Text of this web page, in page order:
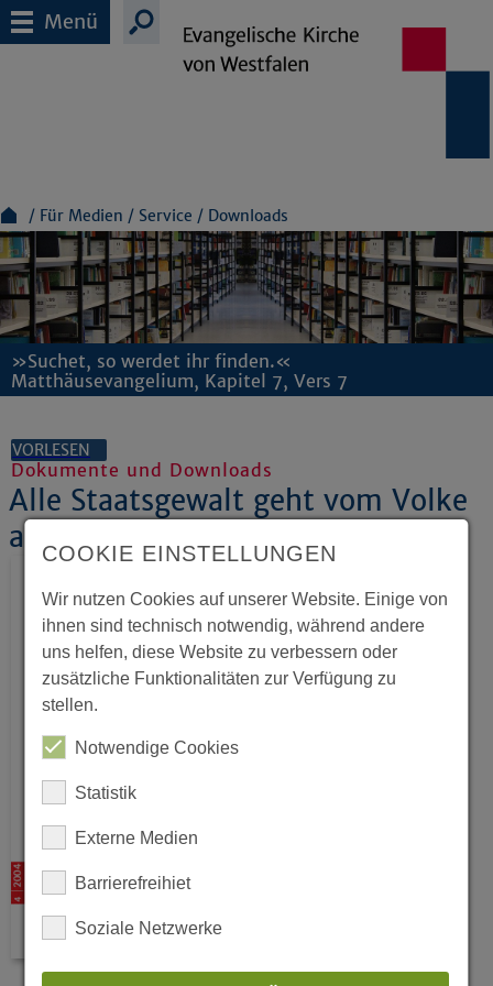
Menü
Für Medien Service Downloads
»Suchet, so werdet ihr finden.«
Matthäusevangelium, Kapitel 7, Vers 7
VORLESEN
Dokumente und Downloads
Alle Staatsgewalt geht vom Volke
ausCOOKIE EINSTELLUNGEN
Wir nutzen Cookies auf unserer Website. Einige von
ihnen sind technisch notwendig, während andere
uns helfen, diese Website zu verbessern oder
zusätzliche Funktionalitäten zur Verfügung zu
stellen.
Notwendige Cookies
Statistik
Externe Medien
Barrierefreihiet
Soziale Netzwerke